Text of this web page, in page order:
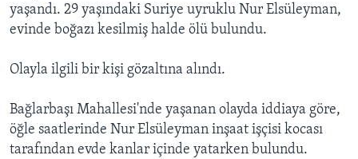
yaşandı. 29 yaşındaki Suriye uyruklu Nur Elsüleyman,
evinde boğazı kesilmiş halde ölü bulundu.
Olayla ilgili bir kişi gözaltına alındı.
Bağlarbaşı Mahallesi'nde yaşanan olayda iddiaya göre,
öğle saatlerinde Nur Elsüleyman inşaat işçisi kocası
tarafından evde kanlar içinde yatarken bulundu.